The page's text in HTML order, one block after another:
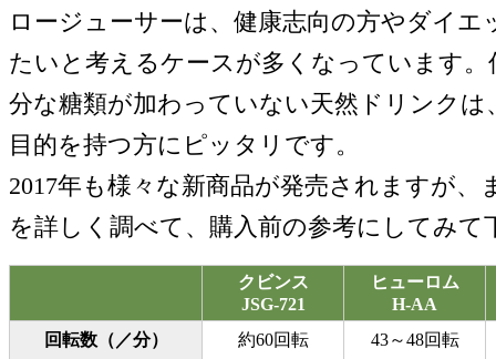
ロージューサーは、健康志向の方やダイエ
たいと考えるケースが多くなっています。
分な糖類が加わっていない天然ドリンクは
目的を持つ方にピッタリです。
2017年も様々な新商品が発売されますが、
を詳しく調べて、購入前の参考にしてみて
クビンス
JSG-721
ヒューロム
H-AA
回転数（／分）
約60回転 43～48回転